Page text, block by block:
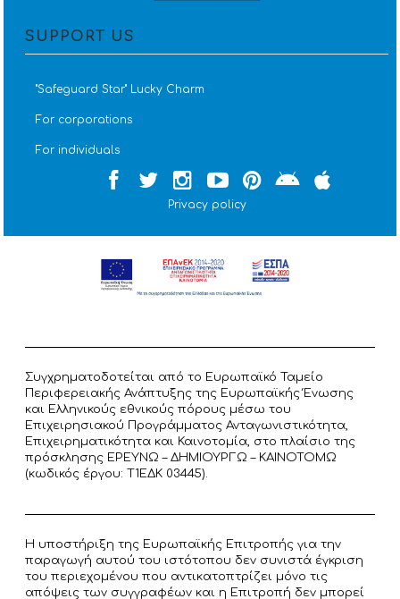
SUPPORT US
''Safeguard Star'' Lucky Charm
For corporations
For individuals
Privacy policy
Συγχρηματοδοτείται από το Ευρωπαϊκό Ταμείο
Περιφερειακής Ανάπτυξης της Ευρωπαϊκής Ένωσης
και Ελληνικούς εθνικούς πόρους μέσω του
Επιχειρησιακού Προγράμματος Ανταγωνιστικότητα,
Επιχειρηματικότητα και Καινοτομία, στο πλαίσιο της
πρόσκλησης ΕΡΕΥΝΩ – ΔΗΜΙΟΥΡΓΩ – ΚΑΙΝΟΤΟΜΩ
(κωδικός έργου: T1ΕΔΚ 03445).
Η υποστήριξη της Ευρωπαϊκής Επιτροπής για την
παραγωγή αυτού του ιστότοπου δεν συνιστά έγκριση
του περιεχομένου που αντικατοπτρίζει μόνο τις
απόψεις των συγγραφέων και η Επιτροπή δεν μπορεί